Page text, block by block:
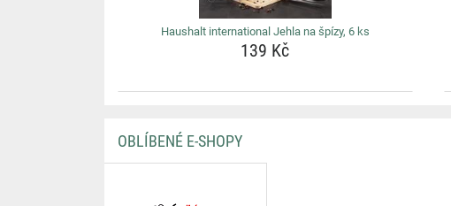
Haushalt international Jehla na špízy, 6 ks
139 Kč
OBLÍBENÉ E-SHOPY